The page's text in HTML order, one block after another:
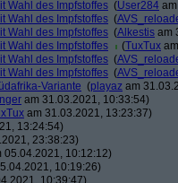
Wahl des Impfstoffes (User284
Wahl des Impfstoffes (
Wahl des Impfstoffes (Alkestis am
Wahl des Impfstoffes
(TuxTux
Wahl des Impfstoffes (
Wahl des Impfstoffes (
Variante (playaz am
am 31.03.2021, 10:33:54)
am 31.03.2021, 13:23:37)
13:24:54)
23:38:23)
05.04.2021, 10:12:12)
10:19:26)
10:39:47)